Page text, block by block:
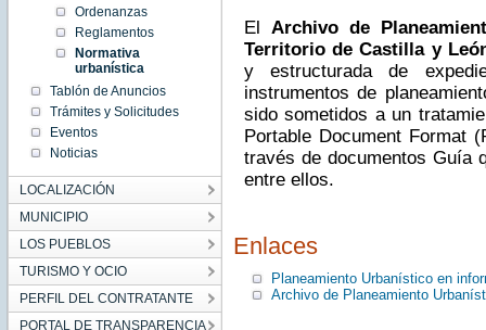
Ordenanzas
Reglamentos
Normativa
urbanística
Tablón de Anuncios
Trámites y Solicitudes
Eventos
Noticias
LOCALIZACIÓN
MUNICIPIO
LOS PUEBLOS
TURISMO Y OCIO
PERFIL DEL CONTRATANTE
PORTAL DE TRANSPARENCIA
El Archivo de
Territorio de Castilla y
y estructurada de
instrumentos de
sido sometidos a un
Portable Document Format
través de documentos Guía
entre ellos.
Enlaces
Planeamiento Urbanístico en
Archivo de Planeamiento